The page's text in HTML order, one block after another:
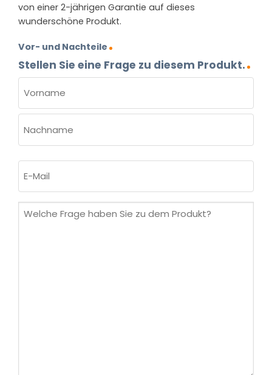
von einer 2-jährigen Garantie auf dieses
wunderschöne Produkt.
Vor- und Nachteile
Stellen Sie eine Frage zu diesem Produkt.
(ERFORDERLICH)
Vorname
Mail
Welche